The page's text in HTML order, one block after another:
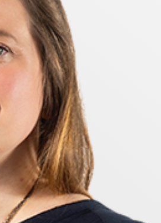
upp till nock vilket
med vedbod och ytor
och moderna
smidigt deltidsboende!